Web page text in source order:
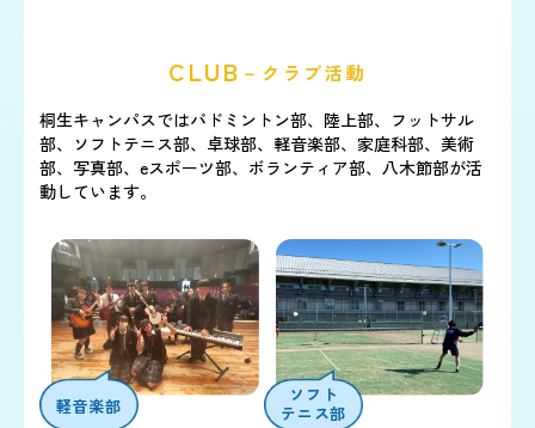
CLUB －クラブ活動
桐生キャンパスではバドミントン部、陸上部、フットサル
部、ソフトテニス部、卓球部、 軽音楽部、家庭科部、美術
部、写真部、eスポーツ部、ボランティア部、 八木節部が活
動しています。
軽音楽部
ソフト
テニス部